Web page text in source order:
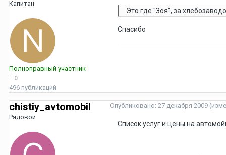
Капитан
Полноправный участник
0
496 публикаций
Это где "Зоя", за
Спасибо
chistiy_avtomobil
Рядовой
Опубликовано: 27 декабря 2009
Список услуг и цены на